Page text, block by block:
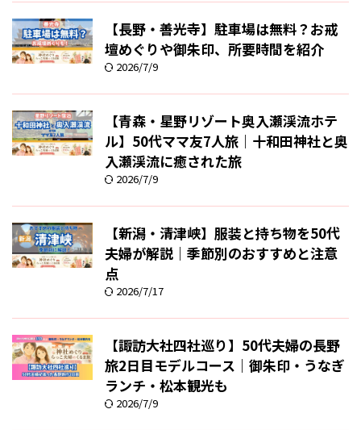
【長野・善光寺】駐車場は無料？お戒
壇めぐりや御朱印、所要時間を紹介
2026/7/9
【青森・星野リゾート奥入瀬渓流ホテ
ル】50代ママ友7人旅｜十和田神社と奥
入瀬渓流に癒された旅
2026/7/9
【新潟・清津峡】服装と持ち物を50代
夫婦が解説｜季節別のおすすめと注意
点
2026/7/17
【諏訪大社四社巡り】50代夫婦の長野
旅2日目モデルコース｜御朱印・うなぎ
ランチ・松本観光も
2026/7/9